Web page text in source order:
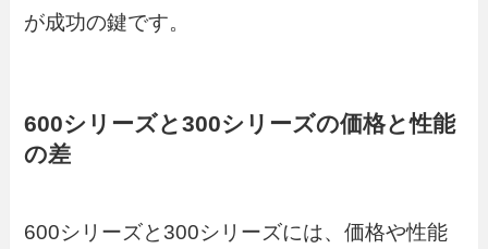
が成功の鍵です。
600シリーズと300シリーズの価格と性能
の差
600シリーズと300シリーズには、価格や性能